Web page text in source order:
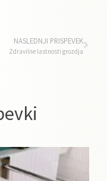
NASLEDNJI PRISPEVEK
Zdravilne lastnosti grozdja